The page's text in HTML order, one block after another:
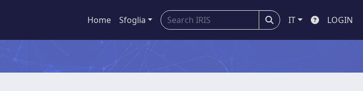
Home Sfoglia IT LOGIN